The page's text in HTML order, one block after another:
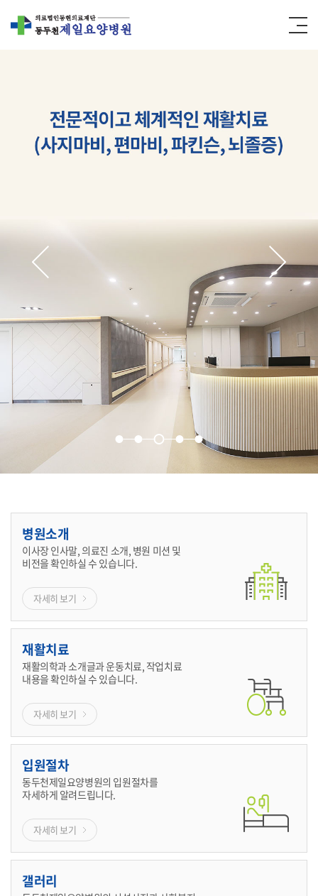
병원소개
이사장 인사말, 의료진 소개, 병원 미션 및
비전을 확인하실 수 있습니다.
자세히 보기
재활치료
재활의학과 소개글과 운동치료, 작업치료
내용을 확인하실 수 있습니다.
자세히 보기
입원절차
동두천제일요양병원의 입원절차를
자세하게 알려드립니다.
자세히 보기
갤러리